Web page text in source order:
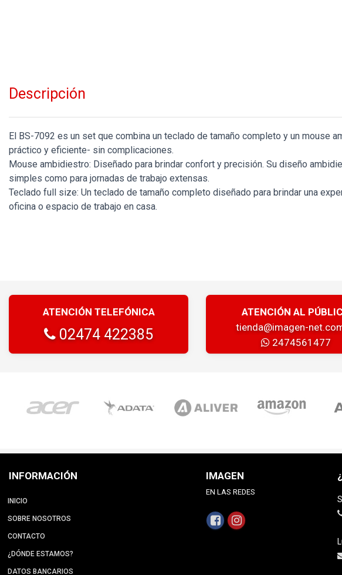
Descripción
El BS-7092 es un set que combina un teclado de tamaño completo y un mouse
práctico y eficiente- sin complicaciones.
Mouse ambidiestro: Diseñado para brindar confort y precisión. Su diseño
simples como para jornadas de trabajo extensas.
Teclado full size: Un teclado de tamaño completo diseñado para brindar una
oficina o espacio de trabajo en casa.
ATENCIÓN TELEFÓNICA
02474 422385
ATENCIÓN AL
tienda@imagen-
2474561477
INFORMACIÓN
INICIO
SOBRE NOSOTROS
CONTACTO
¿DÓNDE ESTAMOS?
DATOS BANCARIOS
IMAGEN
EN LAS REDES